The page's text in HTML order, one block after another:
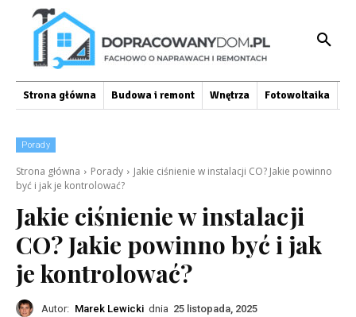
Strona główna Budowa i remont Wnętrza Fotowoltaika
Porady
Strona główna Porady
Jakie ciśnienie w instalacji CO? Jakie powinno
być i jak je kontrolować?
Jakie ciśnienie w instalacji
CO? Jakie powinno być i jak
je kontrolować?
Autor: Marek Lewicki dnia 25 listopada, 2025